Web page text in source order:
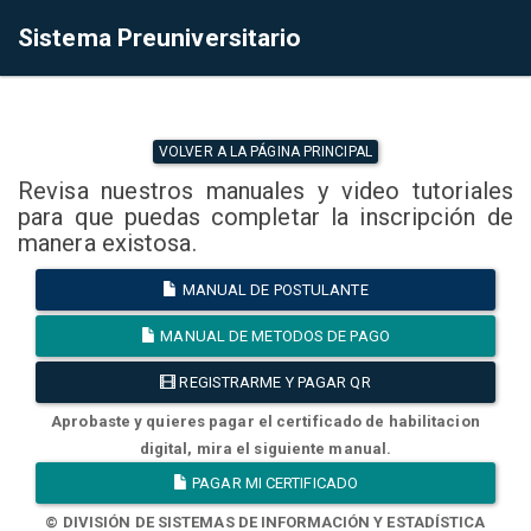
Sistema Preuniversitario
VOLVER A LA PÁGINA PRINCIPAL
Revisa nuestros manuales y video tutoriales
para que puedas completar la inscripción de
manera existosa.
MANUAL DE POSTULANTE
MANUAL DE METODOS DE PAGO
REGISTRARME Y PAGAR QR
Aprobaste y quieres pagar el certificado de habilitacion
digital, mira el siguiente manual.
PAGAR MI CERTIFICADO
© DIVISIÓN DE SISTEMAS DE INFORMACIÓN Y ESTADÍSTICA